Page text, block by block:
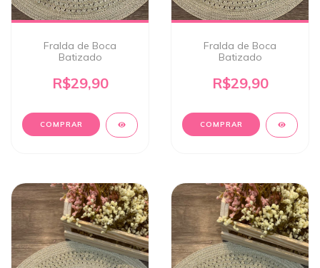
Fralda de Boca
Batizado
R$29,90
Fralda de Boca
Batizado
R$29,90